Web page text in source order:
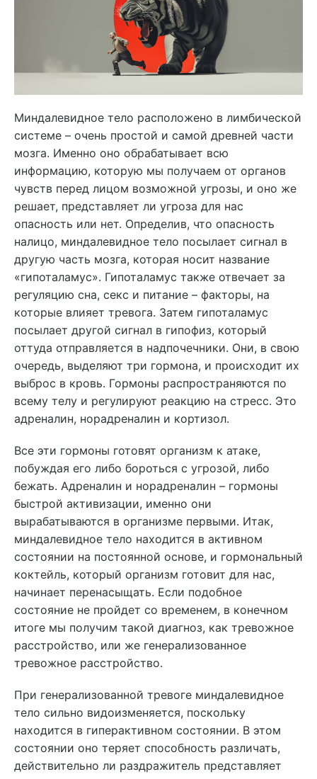
Миндалевидное тело расположено в лимбической
системе – очень простой и самой древней части
мозга. Именно оно обрабатывает всю
информацию, которую мы получаем от органов
чувств перед лицом возможной угрозы, и оно же
решает, представляет ли угроза для нас
опасность или нет. Определив, что опасность
налицо, миндалевидное тело посылает сигнал в
другую часть мозга, которая носит название
«гипоталамус». Гипоталамус также отвечает за
регуляцию сна, секс и питание – факторы, на
которые влияет тревога. Затем гипоталамус
посылает другой сигнал в гипофиз, который
оттуда отправляется в надпочечники. Они, в свою
очередь, выделяют три гормона, и происходит их
выброс в кровь. Гормоны распространяются по
всему телу и регулируют реакцию на стресс. Это
адреналин, норадреналин и кортизол.
Все эти гормоны готовят организм к атаке,
побуждая его либо бороться с угрозой, либо
бежать. Адреналин и норадреналин – гормоны
быстрой активизации, именно они
вырабатываются в организме первыми. Итак,
миндалевидное тело находится в активном
состоянии на постоянной основе, и гормональный
коктейль, который организм готовит для нас,
начинает перенасыщать. Если подобное
состояние не пройдет со временем, в конечном
итоге мы получим такой диагноз, как тревожное
расстройство, или же генерализованное
тревожное расстройство.
При генерализованной тревоге миндалевидное
тело сильно видоизменяется, поскольку
находится в гиперактивном состоянии. В этом
состоянии оно теряет способность различать,
действительно ли раздражитель представляет